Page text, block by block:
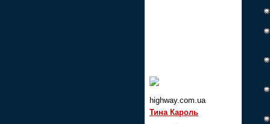
highway.com.ua
Тина Кароль